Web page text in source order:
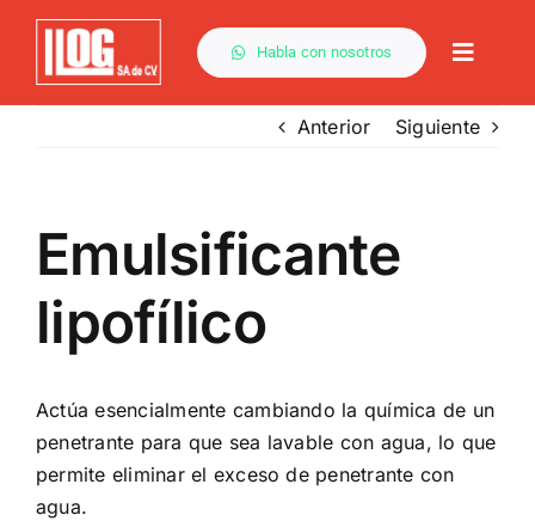
Saltar
contenido
Habla con nosotros
Toggle
Anterior Siguiente
Emulsificante
lipofílico
Actúa esencialmente cambiando la química de un
penetrante para que sea lavable con agua, lo que
permite eliminar el exceso de penetrante con
agua.